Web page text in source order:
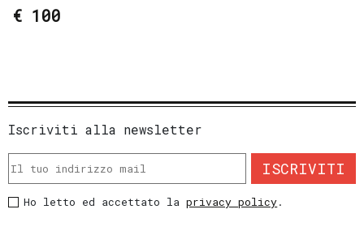
€ 100
Iscriviti alla newsletter
ISCRIVITI
Ho letto ed accettato laprivacy policy.